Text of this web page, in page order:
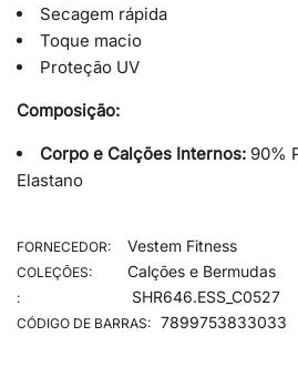
Secagem rápida
Toque macio
Proteção UV
Composição:
Corpo e Calções Internos: 90%
Elastano
FORNECEDOR: Vestem Fitness
COLEÇÕES: Calções e Bermudas
: SHR646.ESS_C0527
CÓDIGO DE BARRAS: 7899753833033